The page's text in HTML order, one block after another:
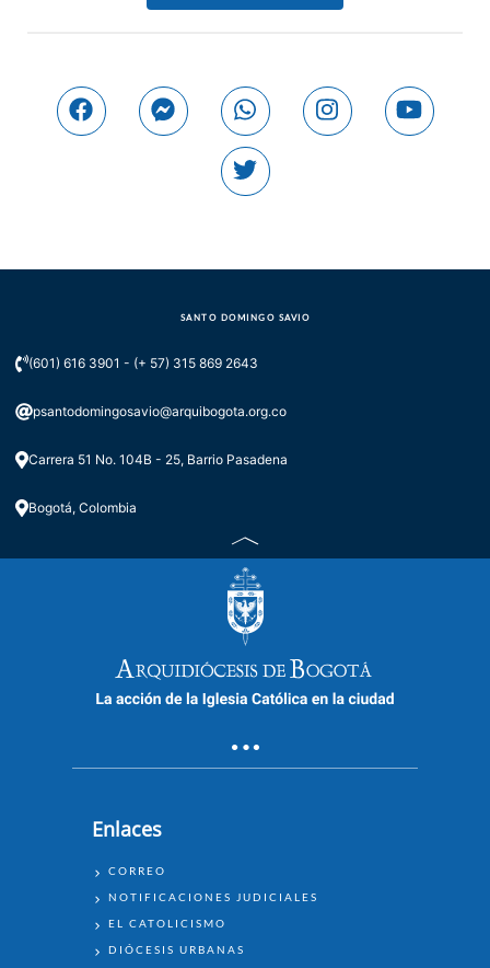
SANTO DOMINGO SAVIO
(601) 616 3901 - (+ 57) 315 869 2643
psantodomingosavio@arquibogota.org.co
Carrera 51 No. 104B - 25, Barrio Pasadena
Bogotá, Colombia
Enlaces
ENLACES
CORREO
NOTIFICACIONES JUDICIALES
EL CATOLICISMO
DIÓCESIS URBANAS